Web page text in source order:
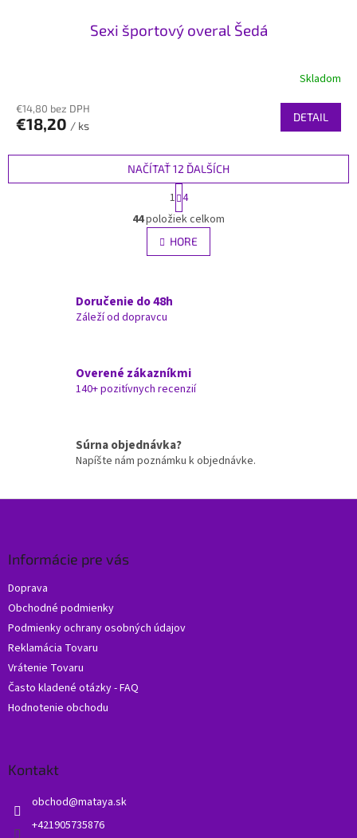
Sexi športový overal Šedá
Skladom
€14,80 bez DPH
€18,20 / ks
DETAIL
O
v
l
á
v
k
ý
p
i
u
NAČÍTAŤ 12 ĎALŠÍCH
S
t
r
á
n
k
1 4
44položiek celkom
HORE
Doručenie do 48h
Záleží od dopravcu
Overené zákazníkmi
140+ pozitívnych recenzií
Súrna objednávka?
Napíšte nám poznámku k objednávke.
Informácie pre vás
Doprava
Obchodné podmienky
Podmienky ochrany osobných údajov
Reklamácia Tovaru
Vrátenie Tovaru
Často kladené otázky - FAQ
Hodnotenie obchodu
Kontakt
obchod@mataya.sk
+421905735876